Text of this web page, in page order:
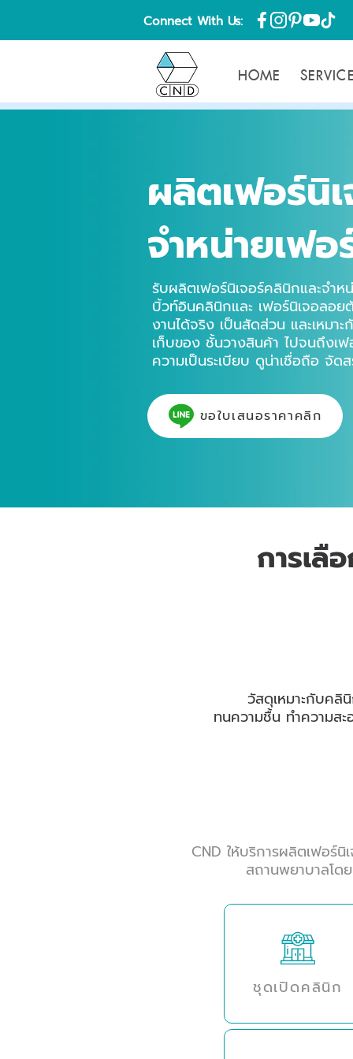
Connect With Us:
HOME SERVICE
ผลิตเฟอร์นิ
จำหน่ายเฟ
รับผลิตเฟอร์นิเจอร์คลินิกและจำ
บิ้วท์อินคลินิกและ เฟอร์นิเจอลอ
งานได้จริง เป็นสัดส่วน และเหม
เก็บของ ชั้นวางสินค้า ไปจนถึงเ
ความเป็นระเบียบ ดูน่าเชื่อถือ จัด
ขอใบเสนอราคาคลิก
การเลื
วัสดุเหมาะกับคลิ
ทนความชื้น ทำความสะ
CND ให้บริการผลิตเฟอร์
สถานพยาบาลโด
ชุดเปิดคลินิก